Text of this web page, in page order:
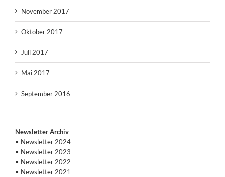
November 2017
Oktober 2017
Juli 2017
Mai 2017
September 2016
Newsletter Archiv
• Newsletter 2024
• Newsletter 2023
• Newsletter 2022
• Newsletter 2021